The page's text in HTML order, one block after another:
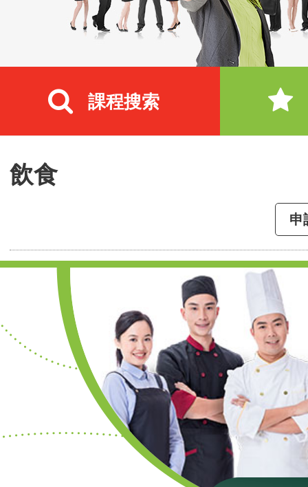
課程搜索
飲食
申